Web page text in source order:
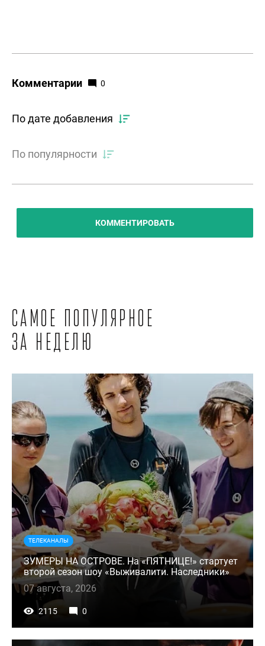
Комментарии 0
По дате добавления
По популярности
КОММЕНТИРОВАТЬ
Самое популярное
за неделю
ТЕЛЕКАНАЛЫ
ЗУМЕРЫ НА ОСТРОВЕ. На «ПЯТНИЦЕ!» стартует
второй сезон шоу «Выживалити. Наследники»
07 августа, 2026
2115 0